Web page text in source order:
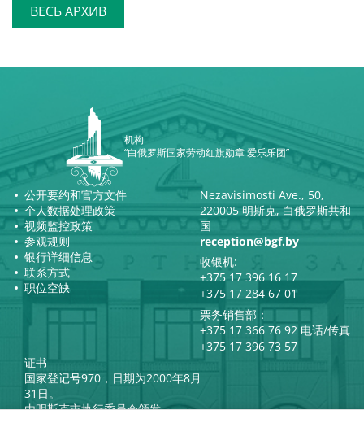
ВЕСЬ АРХИВ
机构
“白俄罗斯国家劳动红旗勋章 爱乐乐团”
公开要约和官方文件
个人数据处理政策
视频监控政策
参观规则
银行详细信息
联系方式
职位空缺
Nezavisimosti Ave., 50,
220005 明斯克, 白俄罗斯共和
国
reception@bgf.by
收银机:
+375 17 396 16 17
+375 17 284 67 01
票务销售部：
+375 17 366 76 92 电话/传真
+375 17 396 73 57
证书
国家登记号970，日期为2000年8月
31日。
由明斯克市执行委员会颁发。